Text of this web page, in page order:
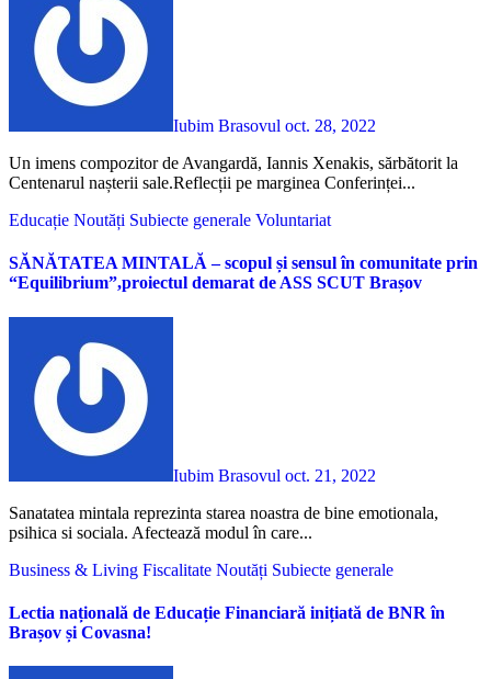
Iubim Brasovul oct. 28, 2022
Un imens compozitor de Avangardă, Iannis Xenakis, sărbătorit la
Centenarul nașterii sale.Reflecții pe marginea Conferinței...
Educație Noutăți Subiecte generale Voluntariat
SĂNĂTATEA MINTALĂ – scopul și sensul în comunitate prin
“Equilibrium”,proiectul demarat de ASS SCUT Brașov
Iubim Brasovul oct. 21, 2022
Sanatatea mintala reprezinta starea noastra de bine emotionala,
psihica si sociala. Afectează modul în care...
Business & Living Fiscalitate Noutăți Subiecte generale
Lectia națională de Educație Financiară inițiată de BNR în
Brașov și Covasna!